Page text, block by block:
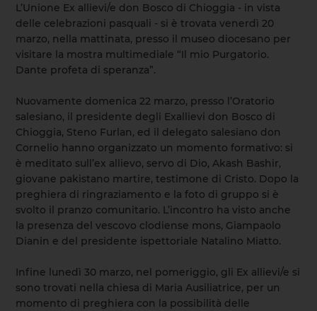
L’Unione Ex allievi/e don Bosco di Chioggia - in vista
delle celebrazioni pasquali - si è trovata venerdì 20
marzo, nella mattinata, presso il museo diocesano per
visitare la mostra multimediale “Il mio Purgatorio.
Dante profeta di speranza”.
Nuovamente domenica 22 marzo, presso l’Oratorio
salesiano, il presidente degli Exallievi don Bosco di
Chioggia, Steno Furlan, ed il delegato salesiano don
Cornelio hanno organizzato un momento formativo: si
è meditato sull’ex allievo, servo di Dio, Akash Bashir,
giovane pakistano martire, testimone di Cristo. Dopo la
preghiera di ringraziamento e la foto di gruppo si è
svolto il pranzo comunitario. L’incontro ha visto anche
la presenza del vescovo clodiense mons, Giampaolo
Dianin e del presidente ispettoriale Natalino Miatto.
Infine lunedì 30 marzo, nel pomeriggio, gli Ex allievi/e si
sono trovati nella chiesa di Maria Ausiliatrice, per un
momento di preghiera con la possibilità delle